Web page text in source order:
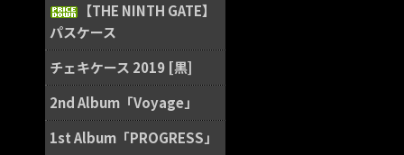
【THE NINTH GATE】
パスケース
チェキケース 2019 [黒]
2nd Album「Voyage」
1st Album「PROGRESS」